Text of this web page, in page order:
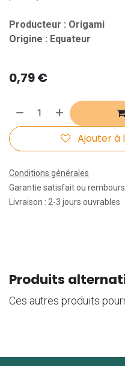
Producteur : Origami
Origine : Equateur
0,79€
Ajouter à
Conditions générales
Garantie satisfait ou
Livraison : 2-3 jours ouvrables
Produits
Ces autres produits